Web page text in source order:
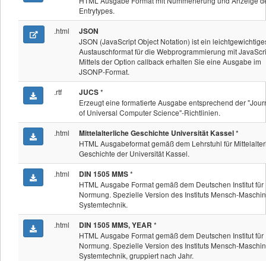
Entrytypes.
.html
JSON
JSON (JavaScript Object Notation) ist ein
Austauschformat für die Webprogrammierung mit
Mittels der Option callback erhalten Sie eine Ausgabe im
JSONP-Format.
.rtf
JUCS*
Erzeugt eine formatierte Ausgabe entsprechend der
of Universal Computer Science"-Richtlinien.
.html
Mittelalterliche Geschichte Universität Kassel*
HTML Ausgabeformat gemäß dem Lehrstuhl für
Geschichte der Universität Kassel.
.html
DIN 1505 MMS*
HTML Ausgabe Format gemäß dem Deutschen Institut für
Normung. Spezielle Version des Instituts Mensch-
Systemtechnik.
.html
DIN 1505 MMS, YEAR *
HTML Ausgabe Format gemäß dem Deutschen Institut für
Normung. Spezielle Version des Instituts Mensch-
Systemtechnik, gruppiert nach Jahr.